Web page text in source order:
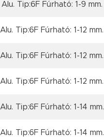
Alu. Tip:6F Fúrható: 1-9 mm.
Alu. Tip:6F Fúrható: 1-12 mm.
Alu. Tip:6F Fúrható: 1-12 mm.
Alu. Tip:6F Fúrható: 1-12 mm.
Alu. Tip:6F Fúrható: 1-14 mm.
Alu. Tip:6F Fúrható: 1-14 mm.